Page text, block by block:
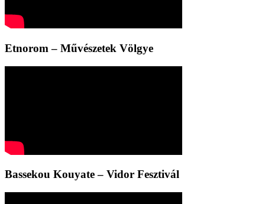
Etnorom – Művészetek Völgye
Bassekou Kouyate – Vidor Fesztivál